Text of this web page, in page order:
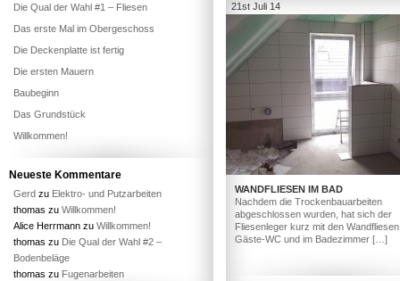
21st Juli 14
WANDFLIESEN IM BAD
Nachdem die Trockenbauarbeiten
abgeschlossen wurden, hat sich der
Fliesenleger kurz mit den
Gäste-WC und im Badezimmer […]
Die Qual der Wahl #1 – Fliesen
Das erste Mal im Obergeschoss
Die Deckenplatte ist fertig
Die ersten Mauern
Baubeginn
Das Grundstück
Willkommen!
Neueste Kommentare
Gerd zu Elektro- und Putzarbeiten
thomas zu Willkommen!
Alice Herrmann zu Willkommen!
thomas zu Die Qual der Wahl #2 –
Bodenbeläge
thomas zu Fugenarbeiten